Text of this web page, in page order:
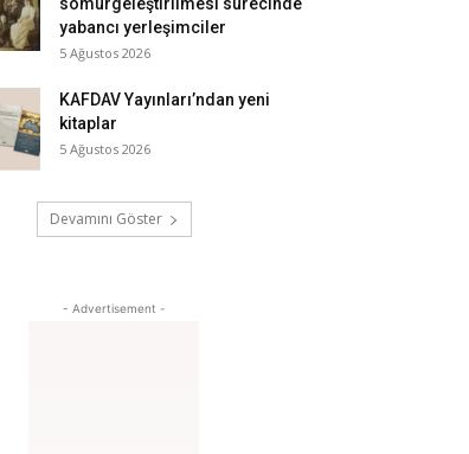
yabancı yerleşimciler
5 Ağustos 2026
KAFDAV Yayınları’ndan yeni
kitaplar
5 Ağustos 2026
Devamını Göster
- Advertisement -